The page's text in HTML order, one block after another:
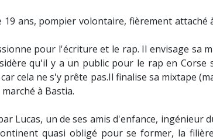
19 ans, pompier volontaire, fièrement attaché
pour l'écriture et le rap. Il envisage sa
qu'il y a un public pour le rap en Corse
cela ne s'y prête pas.Il finalise sa mixtape
à Bastia.
Lucas, un de ses amis d'enfance, ingénieur
quasi obligé pour se former, la